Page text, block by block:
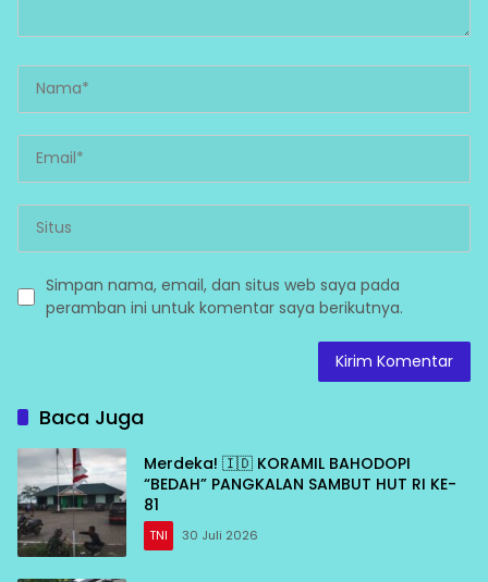
Simpan nama, email, dan situs web saya pada
peramban ini untuk komentar saya berikutnya.
Baca Juga
Merdeka! 🇮🇩 KORAMIL BAHODOPI
“BEDAH” PANGKALAN SAMBUT HUT RI KE-
81
TNI 30 Juli 2026